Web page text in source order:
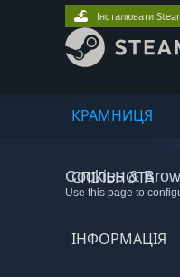
КРАМНИЦЯ
СПІЛЬНОТА
ІНФОРМАЦІЯ
Інсталювати
Cookies &
Use this page to